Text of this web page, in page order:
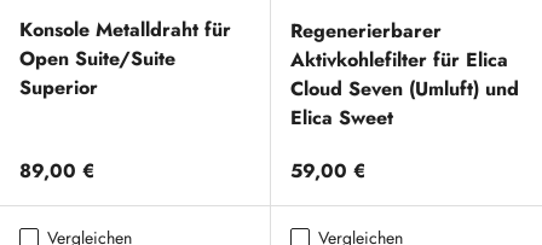
Konsole Metalldraht für
Open Suite/Suite
Superior
Normaler Preis
89,00 €
Regenerierbarer
Aktivkohlefilter für Elica
Cloud Seven (Umluft) und
Elica Sweet
Normaler Preis
59,00 €
Vergleichen Vergleichen